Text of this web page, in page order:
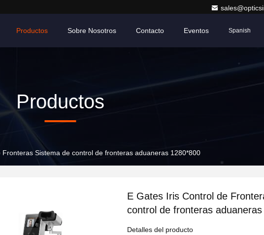
Productos Sobre Nosotros Contacto Eventos Spanish
Productos
Fronteras Sistema de control de fronteras aduaneras 1280*800
E Gates Iris Control de
control de fronteras
Detalles del producto